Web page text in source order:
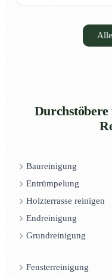
Durchstöbere
Baureinigung
Entrümpelung
Holzterrasse reinigen
Endreinigung
Grundreinigung
Fensterreinigung